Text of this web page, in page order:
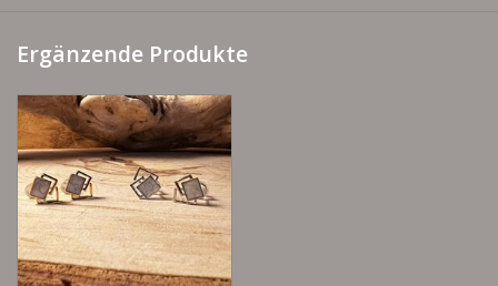
Ergänzende Produkte